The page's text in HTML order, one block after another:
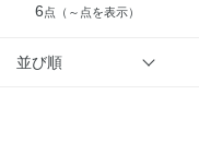
6点 （～点を表示）
並び順